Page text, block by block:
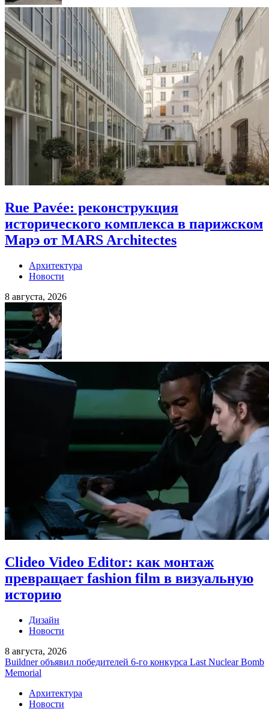
Rue Pavée: реконструкция
исторического комплекса в парижском
Марэ от MARS Architectes
Архитектура
Новости
8 августа, 2026
Clideo Video Editor: как монтаж
превращает fashion film в визуальную
историю
Дизайн
Новости
8 августа, 2026
Buildner объявил победителей 6-го конкурса Last Nuclear Bomb
Memorial
Архитектура
Новости